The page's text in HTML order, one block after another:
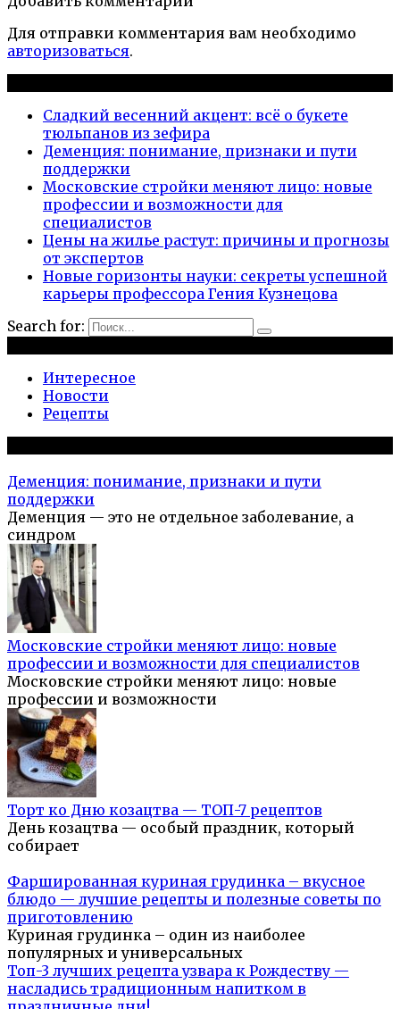
Для отправки комментария вам необходимо
авторизоваться.
Сладкий весенний акцент: всё о букете
тюльпанов из зефира
Деменция: понимание, признаки и пути
поддержки
Московские стройки меняют лицо: новые
профессии и возможности для
специалистов
Цены на жилье растут: причины и прогнозы
от экспертов
Новые горизонты науки: секреты успешной
карьеры профессора Гения Кузнецова
Search for:
Интересное
Новости
Рецепты
Деменция: понимание, признаки и пути
поддержки
Деменция — это не отдельное заболевание, а
синдром
Московские стройки меняют лицо: новые
профессии и возможности для специалистов
Московские стройки меняют лицо: новые
профессии и возможности
Торт ко Дню козацтва — ТОП-7 рецептов
День козацтва — особый праздник, который
собирает
Фаршированная куриная грудинка – вкусное
блюдо — лучшие рецепты и полезные советы по
приготовлению
Куриная грудинка – один из наиболее
популярных и универсальных
Топ-3 лучших рецепта узвара к Рождеству —
насладись традиционным напитком в